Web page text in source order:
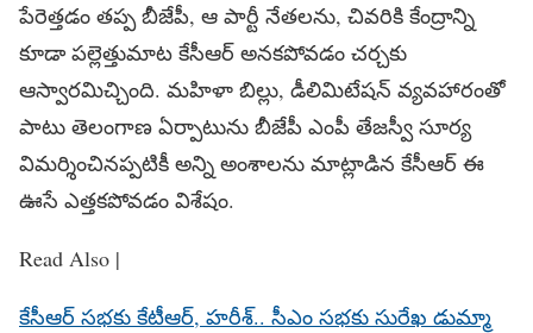
పేరెత్తడం తప్ప బీజేపీ, ఆ పార్టీ నేతలను, చివరికి కేంద్రాన్ని
కూడా పల్లెత్తుమాట కేసీఆర్ అనకపోవడం చర్చకు
ఆస్వారమిచ్చింది. మహిళా బిల్లు, డీలిమిటేషన్ వ్యవహారంతో
పాటు తెలంగాణ ఏర్పాటును బీజేపీ ఎంపీ తేజస్వీ సూర్య
విమర్శించినప్పటికీ అన్ని అంశాలను మాట్లాడిన కేసీఆర్ ఈ
ఊసే ఎత్తకపోవడం విశేషం.
Read Also |
కేసీఆర్‌ సభకు కేటీఆర్‌, హరీశ్‌.. సీఎం సభకు సురేఖ డుమ్మా